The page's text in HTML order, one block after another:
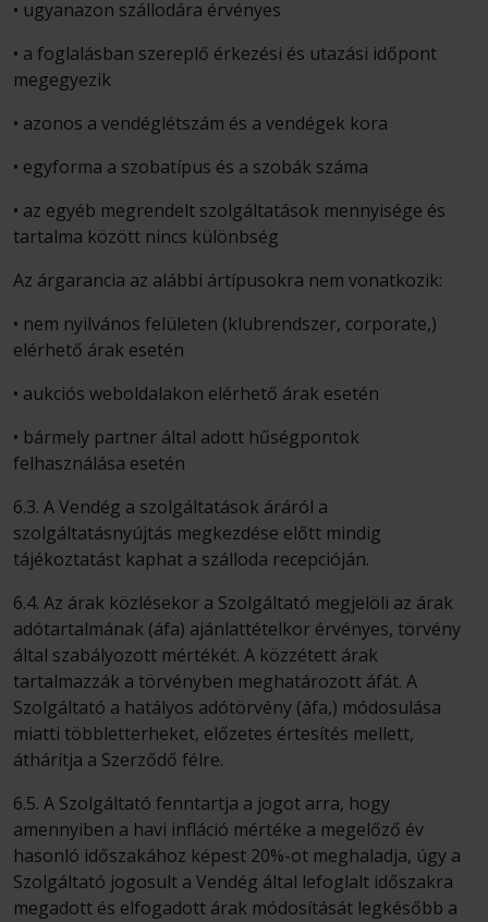
• ugyanazon szállodára érvényes
• a foglalásban szereplő érkezési és utazási időpont
megegyezik
• azonos a vendéglétszám és a vendégek kora
• egyforma a szobatípus és a szobák száma
• az egyéb megrendelt szolgáltatások mennyisége és
tartalma között nincs különbség
Az árgarancia az alábbi ártípusokra nem vonatkozik:
• nem nyilvános felületen (klubrendszer, corporate,)
elérhető árak esetén
• aukciós weboldalakon elérhető árak esetén
• bármely partner által adott hűségpontok
felhasználása esetén
6.3. A Vendég a szolgáltatások áráról a
szolgáltatásnyújtás megkezdése előtt mindig
tájékoztatást kaphat a szálloda recepcióján.
6.4. Az árak közlésekor a Szolgáltató megjelöli az árak
adótartalmának (áfa) ajánlattételkor érvényes, törvény
által szabályozott mértékét. A közzétett árak
tartalmazzák a törvényben meghatározott áfát. A
Szolgáltató a hatályos adótörvény (áfa,) módosulása
miatti többletterheket, előzetes értesítés mellett,
áthárítja a Szerződő félre.
6.5. A Szolgáltató fenntartja a jogot arra, hogy
amennyiben a havi infláció mértéke a megelőző év
hasonló időszakához képest 20%-ot meghaladja, úgy a
Szolgáltató jogosult a Vendég által lefoglalt időszakra
megadott és elfogadott árak módosítását legkésőbb a